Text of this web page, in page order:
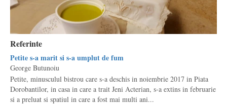
Referinte
Petite s-a marit si s-a umplut de fum
George Butunoiu
Petite, minusculul bistrou care s-a deschis in noiembrie 2017 in Piata
Dorobantilor, in casa in care a trait Jeni Acterian, s-a extins in februarie
si a preluat si spatiul in care a fost mai multi ani...